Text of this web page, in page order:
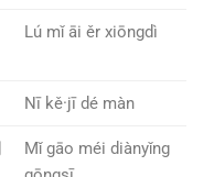
Lú mǐ āi ěr xiōngdì
Nī kě·jī dé màn
Mǐ gāo méi diànyǐng